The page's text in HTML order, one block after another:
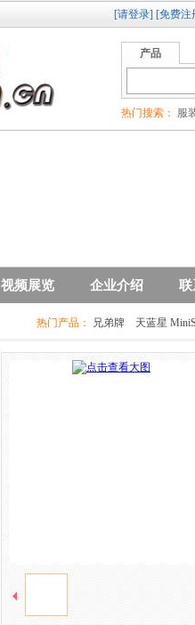
[请登录] [免费注
产品
热门搜索： 服
视频展览 企业介绍 联
热门产品：
兄弟牌 天蓝星